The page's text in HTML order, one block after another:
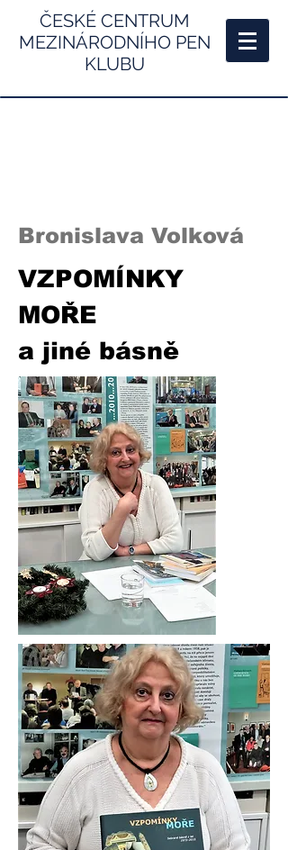
ČESKÉ CENTRUM
MEZINÁRODNÍHO PEN
KLUBU
Bronislava Volková
VZPOMÍNKY
MOŘE
a jiné básně